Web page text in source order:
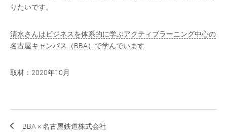
りたいです。
清水さんはビジネスを体系的に学ぶアクティブラーニング中心の
名古屋キャンパス（BBA）で学んでいます
取材：2020年10月
BBA × 名古屋鉄道株式会社